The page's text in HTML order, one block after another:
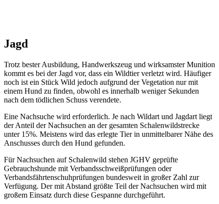
Jagd
Trotz bester Ausbildung, Handwerkszeug und wirksamster Munition
kommt es bei der Jagd vor, dass ein Wildtier verletzt wird. Häufiger
noch ist ein Stück Wild jedoch aufgrund der Vegetation nur mit
einem Hund zu finden, obwohl es innerhalb weniger Sekunden
nach dem tödlichen Schuss verendete.
Eine Nachsuche wird erforderlich. Je nach Wildart und Jagdart liegt
der Anteil der Nachsuchen an der gesamten Schalenwildstrecke
unter 15%. Meistens wird das erlegte Tier in unmittelbarer Nähe des
Anschusses durch den Hund gefunden.
Für Nachsuchen auf Schalenwild stehen JGHV geprüfte
Gebrauchshunde mit Verbandsschweißprüfungen oder
Verbandsfährtenschuhprüfungen bundesweit in großer Zahl zur
Verfügung. Der mit Abstand größte Teil der Nachsuchen wird mit
großem Einsatz durch diese Gespanne durchgeführt.